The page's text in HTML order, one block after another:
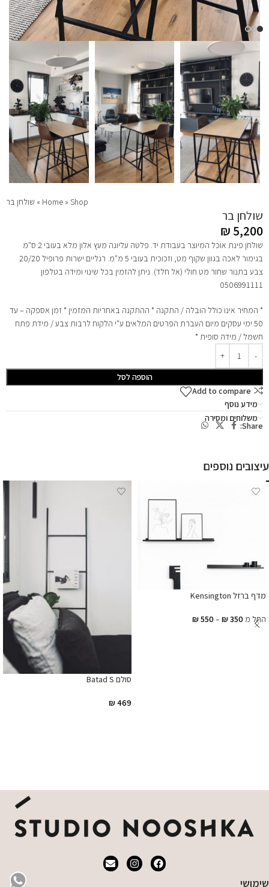
Home » Shop
» שולחן בר
שולחן בר
₪ 5,200
שולחן פינת אוכל המיוצר בעבודת יד. פלטה עליונה מעץ אלון מלא בעובי 2 ס"מ
בגימור לאכה בגוון שקוף מט, וזכוכית בעובי 5 מ"מ. רגליים ישרות פרופיל 20/20
צבע בתנור שחור מט חולי (אל חלד). ניתן להזמין בכל שינוי ומידה בטלפון
0506991111
* המחיר אינו כולל הובלה / התקנה * ההתקנה באחריות המזמין * זמן אספקה – עד
50 ימי עסקים מיום העברת הפרטים המלאים ע"י הלקוח לרבות צבע / מידת פתח
חשמל / מידה סופית *
הוספה לסל
Add to compare
מידע נוסף
משלוחים ומסירה
Share:
עיצובים נוספים
מדף ברזל Kensington
החל מ ₪350
–
₪550
סולם Batad S
₪469
שימושי